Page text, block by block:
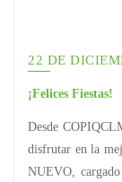
22 DE
¡Felices Fiestas!
Desde
disfrutar en la
NUEVO,